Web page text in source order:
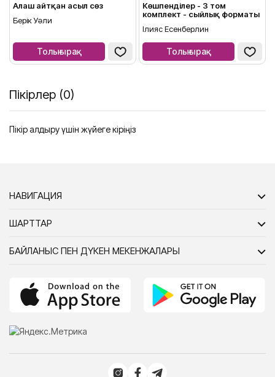
Алаш айтқан асыл сөз
Берік Уәли
Толығырақ
Көшпенділер - 3 том
комплект - сыйлық форматы
Ілияс Есенберлин
Толығырақ
Пікірлер (0)
Пікір қалдыру үшін жүйеге кіріңіз
НАВИГАЦИЯ
ШАРТТАР
БАЙЛАНЫС ПЕН ДҮКЕН МЕКЕНЖАЛАРЫ